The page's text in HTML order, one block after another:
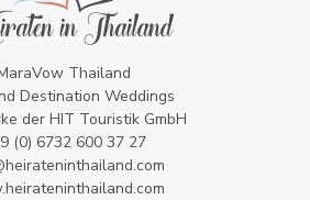
Thailand
Destination Weddings
der HIT Touristik GmbH
(0) 6732 600 37 27